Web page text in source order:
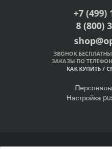
+7 (499)
8 (800)
ЗВОНОК
ЗАКАЗЫ ПО
КАК КУПИТЬ /
Настройка